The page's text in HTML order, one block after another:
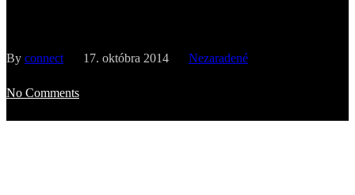
By connect 17. októbra 2014 Nezaradené
No Comments